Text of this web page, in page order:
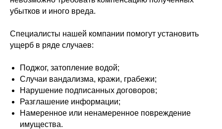
убытков и иного вреда.
Специалисты нашей компании помогут установить
ущерб в ряде случаев:
Поджог, затопление водой;
Случаи вандализма, кражи, грабежи;
Нарушение подписанных договоров;
Разглашение информации;
Намеренное или ненамеренное повреждение
имущества.